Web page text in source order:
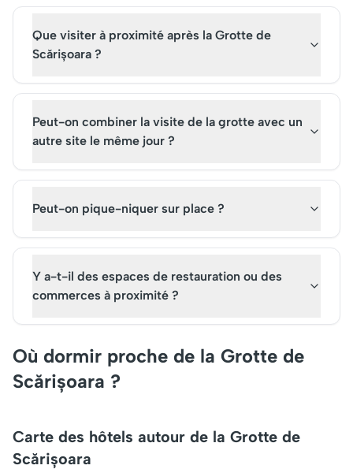
Que visiter à proximité après la Grotte de
Scărișoara ?
Peut-on combiner la visite de la grotte avec un
autre site le même jour ?
Peut-on pique-niquer sur place ?
Y a-t-il des espaces de restauration ou des
commerces à proximité ?
Où dormir proche de la Grotte de
Scărișoara ?
Carte des hôtels autour de la Grotte de
Scărișoara